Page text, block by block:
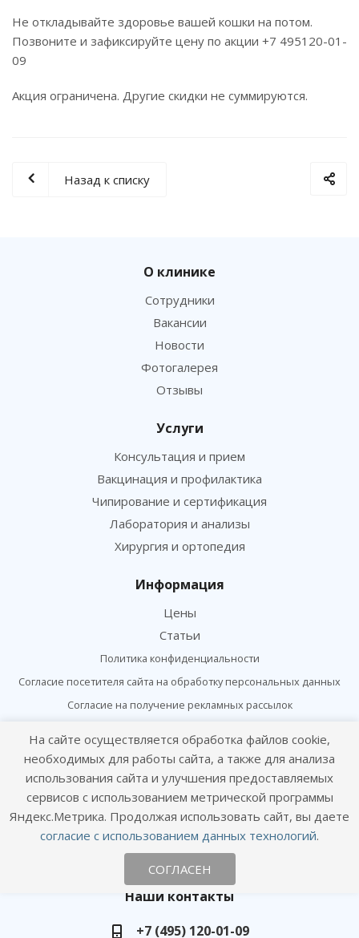
Не откладывайте здоровье вашей кошки на потом.
Позвоните и зафиксируйте цену по акции +7 495120-01-
09
Акция ограничена. Другие скидки не суммируются.
Назад к списку
О клинике
Сотрудники
Вакансии
Новости
Фотогалерея
Отзывы
Услуги
Консультация и прием
Вакцинация и профилактика
Чипирование и сертификация
Лаборатория и анализы
Хирургия и ортопедия
Информация
Цены
Статьи
Политика конфиденциальности
Согласие посетителя сайта на обработку персональных данных
Согласие на получение рекламных рассылок
Онлайн консультация
Оставайтесь на связи
Наши контакты
+7 (495) 120-01-09
На сайте осуществляется обработка файлов cookie,
необходимых для работы сайта, а также для анализа
использования сайта и улучшения предоставляемых
сервисов с использованием метрической программы
Яндекс.Метрика. Продолжая использовать сайт, вы даете
согласие с использованием данных технологий.
СОГЛАСЕН